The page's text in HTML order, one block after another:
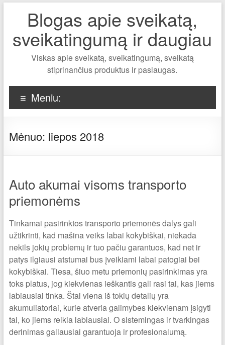
Blogas apie sveikatą,
sveikatingumą ir daugiau
Viskas apie sveikatą, sveikatingumą, sveikatą
stiprinančius produktus ir paslaugas.
Meniu:
Mėnuo: liepos 2018
Auto akumai visoms transporto
priemonėms
Tinkamai pasirinktos transporto priemonės dalys gali
užtikrinti, kad mašina veiks labai kokybiškai, niekada
nekils jokių problemų ir tuo pačiu garantuos, kad net ir
patys ilgiausi atstumai bus įveikiami labai patogiai bei
kokybiškai. Tiesa, šiuo metu priemonių pasirinkimas yra
toks platus, jog kiekvienas ieškantis gali rasi tai, kas jiems
labiausiai tinka. Štai viena iš tokių detalių yra
akumuliatoriai, kurie atveria galimybes kiekvienam įsigyti
tai, ko jiems reikia labiausiai. O sistemingas ir tvarkingas
derinimas galiausiai garantuoja ir profesionalumą.